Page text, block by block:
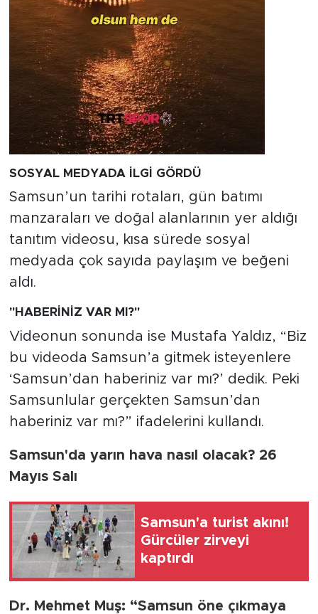
SOSYAL MEDYADA İLGİ GÖRDÜ
Samsun’un tarihi rotaları, gün batımı
manzaraları ve doğal alanlarının yer aldığı
tanıtım videosu, kısa sürede sosyal
medyada çok sayıda paylaşım ve beğeni
aldı.
"HABERİNİZ VAR MI?"
Videonun sonunda ise Mustafa Yaldız, “Biz
bu videoda Samsun’a gitmek isteyenlere
‘Samsun’dan haberiniz var mı?’ dedik. Peki
Samsunlular gerçekten Samsun’dan
haberiniz var mı?” ifadelerini kullandı.
Samsun'da yarın hava nasıl olacak? 26
Mayıs Salı
Samsun'a turist akını!
Gürcüler zirveyi
kaptırdı
Dr. Mehmet Muş: “Samsun öne çıkmaya